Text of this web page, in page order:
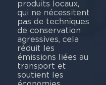
produits locaux,
qui ne nécessitent
pas de techniques
de conservation
agressives, cela
réduit les
émissions liées au
transport et
soutient les